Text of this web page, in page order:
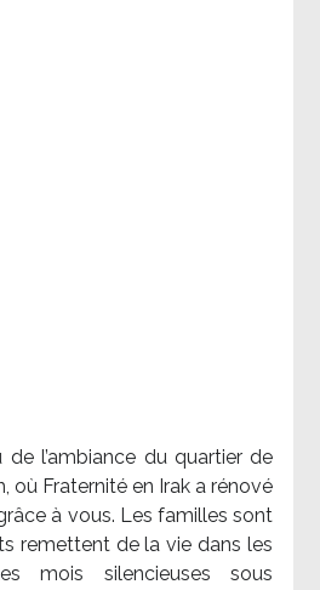
de l’ambiance du quartier de
où Fraternité en Irak a rénové
à vous. Les familles sont
remettent de la vie dans les
mois silencieuses sous